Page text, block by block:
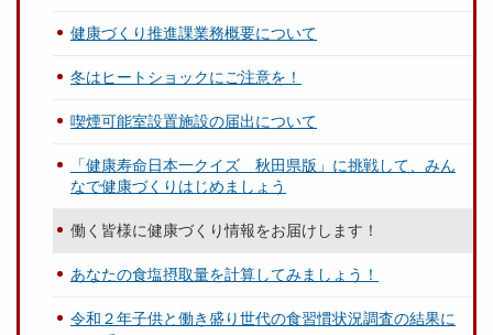
健康づくり推進課業務概要について
冬はヒートショックにご注意を！
喫煙可能室設置施設の届出について
「健康寿命日本一クイズ 秋田県版」に挑戦して、みん
なで健康づくりはじめましょう
働く皆様に健康づくり情報をお届けします！
あなたの食塩摂取量を計算してみましょう！
令和２年子供と働き盛り世代の食習慣状況調査の結果に